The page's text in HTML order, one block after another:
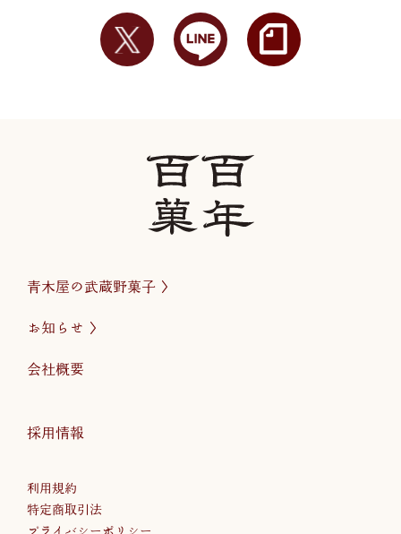
青木屋の武蔵野菓子
お知らせ
会社概要
採用情報
利用規約
特定商取引法